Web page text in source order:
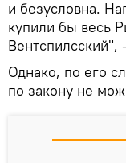
и безусловна.
купили бы весь
Вентспилсский",
Однако, по его
по закону не